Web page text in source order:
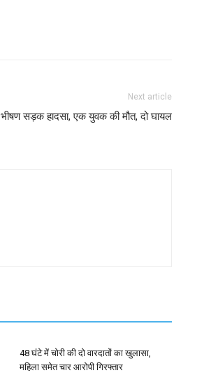
Next article
सड़क हादसा, एक युवक की मौत, दो घायल
48 घंटे में चोरी की दो वारदातों का खुलासा,
महिला समेत चार आरोपी गिरफ्तार